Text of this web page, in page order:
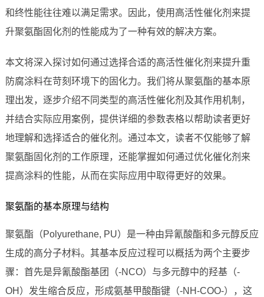
和终性能往往难以满足需求。因此，使用高活性催化剂来提
升聚氨酯固化剂的性能成为了一种有效的解决方案。
本文将深入探讨如何通过选择合适的高活性催化剂来提升重
防腐涂料在苛刻环境下的固化力。我们将从聚氨酯的基本原
理出发，逐步介绍不同类型的高活性催化剂及其作用机制，
并结合实际应用案例，提供详细的参数表格以帮助读者更好
地理解和选择适合的催化剂。通过本文，读者不仅能够了解
聚氨酯固化剂的工作原理，还能掌握如何通过优化催化剂来
提高涂料的性能，从而在实际应用中取得更好的效果。
聚氨酯的基本原理与结构
聚氨酯（Polyurethane, PU）是一种由异氰酸酯和多元醇反应
生成的高分子材料。其基本反应过程可以概括为两个主要步
骤：首先是异氰酸酯基团（-NCO）与多元醇中的羟基（-
OH）发生缩合反应，形成氨基甲酸酯键（-NH-COO-），这